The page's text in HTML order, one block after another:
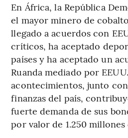
En África, la República
el mayor minero de
llegado a acuerdos con
críticos, ha aceptado
países y ha aceptado un
Ruanda mediado por
acontecimientos, junto
finanzas del país,
fuerte demanda de sus
por valor de 1.250